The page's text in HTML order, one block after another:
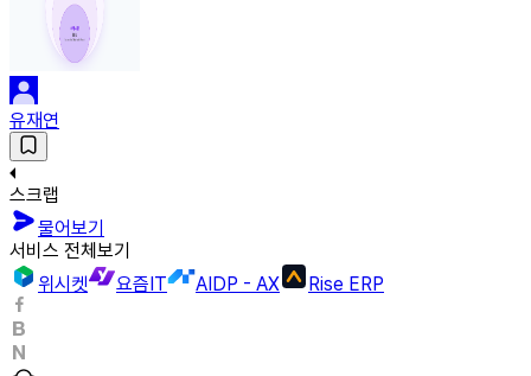
유재연
스크랩
물어보기
서비스 전체보기
위시켓
요즘IT AIDP - AX Rise ERP